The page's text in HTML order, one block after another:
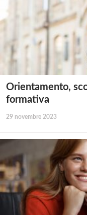
Orientamento,
formativa
29 novembre 2023